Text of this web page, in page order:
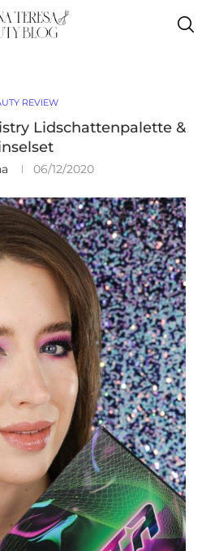
REVIEW
Lidschattenpalette &
06/12/2020